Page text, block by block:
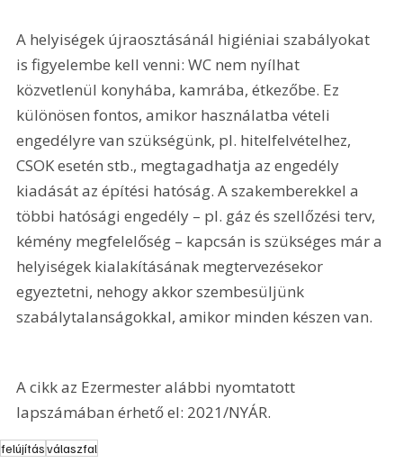
A helyiségek újraosztásánál higiéniai szabályokat
is figyelembe kell venni: WC nem nyílhat
közvetlenül konyhába, kamrába, étkezőbe. Ez
különösen fontos, amikor használatba vételi
engedélyre van szükségünk, pl. hitelfelvételhez,
CSOK esetén stb., megtagadhatja az engedély
kiadását az építési hatóság. A szakemberekkel a
többi hatósági engedély – pl. gáz és szellőzési terv,
kémény megfelelőség – kapcsán is szükséges már a
helyiségek kialakításának megtervezésekor
egyeztetni, nehogy akkor szembesüljünk
szabálytalanságokkal, amikor minden készen van.
A cikk az Ezermester alábbi nyomtatott
lapszámában érhető el: 2021/NYÁR.
felújításválaszfal